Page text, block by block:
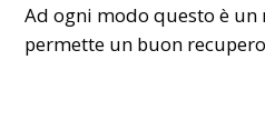
Ad ogni modo questo è un
permette un buon